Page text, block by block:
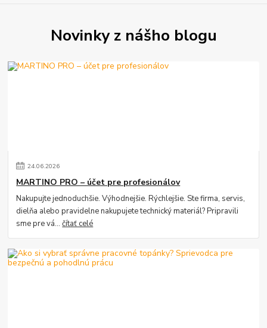
Novinky z nášho blogu
24.06.2026
MARTINO PRO – účet pre profesionálov
Nakupujte jednoduchšie. Výhodnejšie. Rýchlejšie. Ste firma, servis,
dielňa alebo pravidelne nakupujete technický materiál? Pripravili
sme pre vá...čítať celé